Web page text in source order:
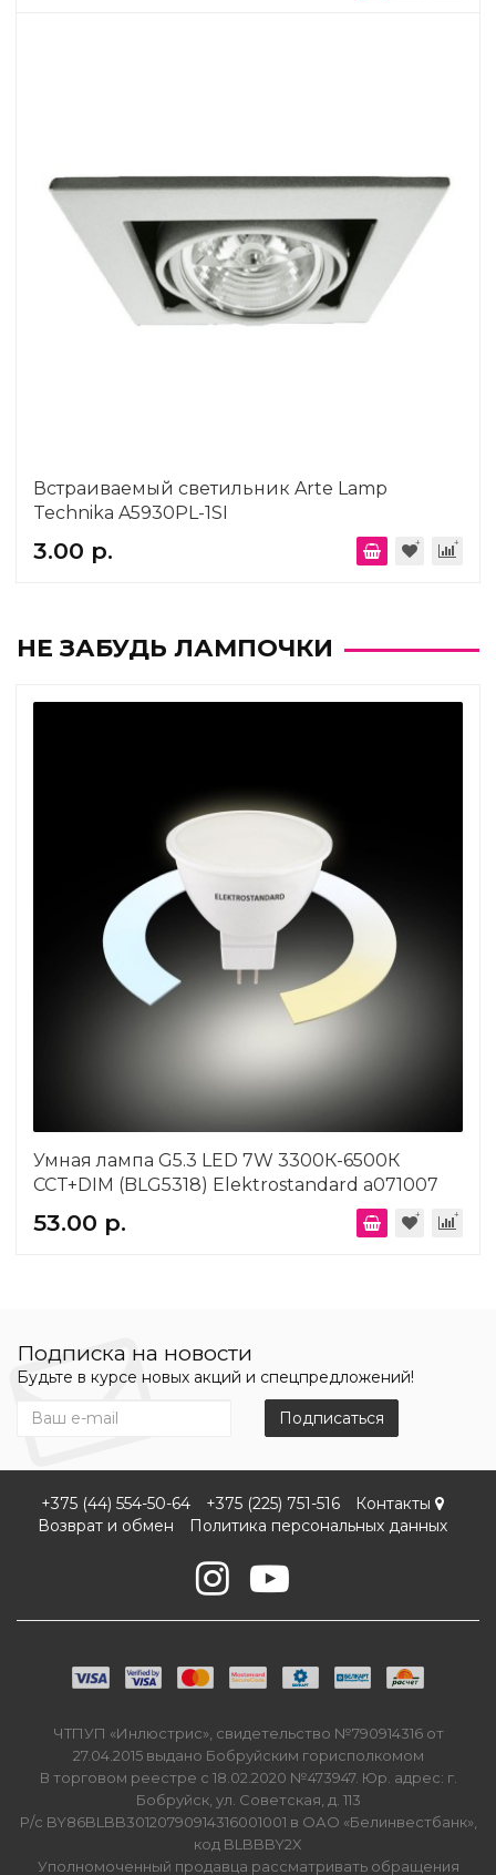
Встраиваемый светильник Arte Lamp
Technika A5930PL-1SI
3.00 р.
НЕ ЗАБУДЬ ЛАМПОЧКИ
Умная лампа G5.3 LED 7W 3300К-6500К
CCT+DIM (BLG5318) Elektrostandard a071007
53.00 р.
Подписка на новости
Будьте в курсе новых акций и спецпредложений!
Подписаться
+375 (44) 554-50-64 +375 (225) 751-516
Контакты
Возврат и обмен
Политика персональных данных
ЧТПУП «Инлюстрис», свидетельство №790914316 от
27.04.2015 выдано Бобруйским горисполкомом
В торговом реестре с 18.02.2020 №473947. Юр. адрес: г.
Бобруйск, ул. Советская, д. 113
Р/с BY86BLBB30120790914316001001 в ОАО «Белинвестбанк»,
код BLBBBY2X
Уполномоченный продавца рассматривать обращения